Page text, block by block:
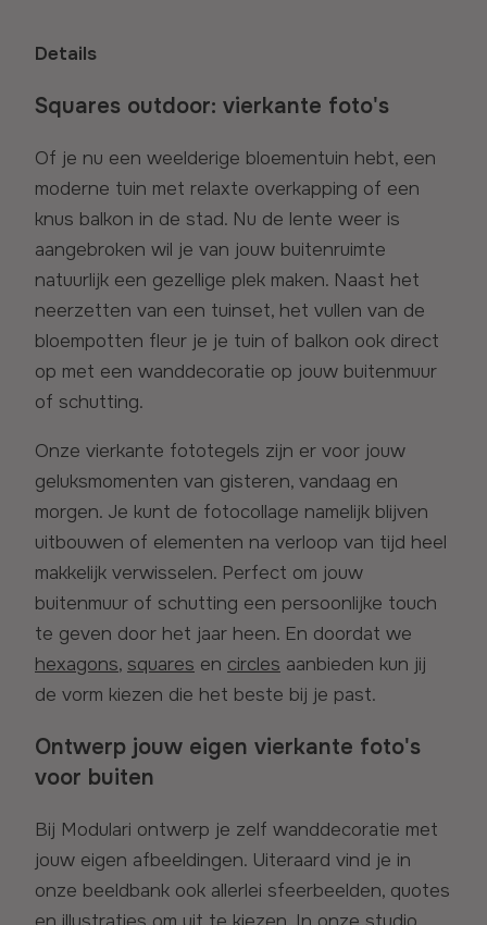
Details
Squares outdoor: vierkante foto's
Of je nu een weelderige bloementuin hebt, een
moderne tuin met relaxte overkapping of een
knus balkon in de stad. Nu de lente weer is
aangebroken wil je van jouw buitenruimte
natuurlijk een gezellige plek maken. Naast het
neerzetten van een tuinset, het vullen van de
bloempotten fleur je je tuin of balkon ook direct
op met een wanddecoratie op jouw buitenmuur
of schutting.
Onze vierkante fototegels zijn er voor jouw
geluksmomenten van gisteren, vandaag en
morgen. Je kunt de fotocollage namelijk blijven
uitbouwen of elementen na verloop van tijd heel
makkelijk verwisselen. Perfect om jouw
buitenmuur of schutting een persoonlijke touch
te geven door het jaar heen. En doordat we
hexagons, squares en circles aanbieden kun jij
de vorm kiezen die het beste bij je past.
Ontwerp jouw eigen vierkante foto's
voor buiten
Bij Modulari ontwerp je zelf wanddecoratie met
jouw eigen afbeeldingen. Uiteraard vind je in
onze beeldbank ook allerlei sfeerbeelden, quotes